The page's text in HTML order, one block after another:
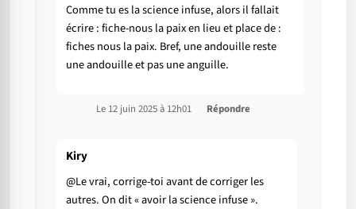
Comme tu es la science infuse, alors il fallait
écrire : fiche-nous la paix en lieu et place de :
fiches nous la paix. Bref, une andouille reste
une andouille et pas une anguille.
Le 12 juin 2025 à 12h01 Répondre
Kiry
@Le vrai, corrige-toi avant de corriger les
autres. On dit « avoir la science infuse ».